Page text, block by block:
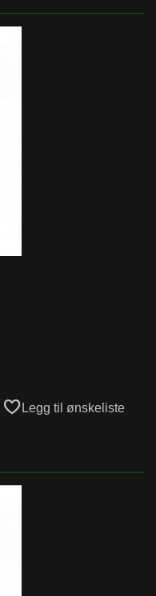
Legg til ønskeliste